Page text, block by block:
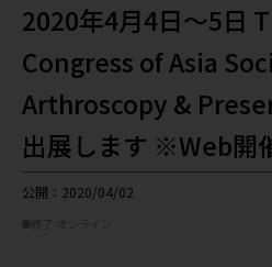
2020年4月4日～5日
Congress of Asia
Arthroscopy &
出展します ※Web開
公開：2020/04/02